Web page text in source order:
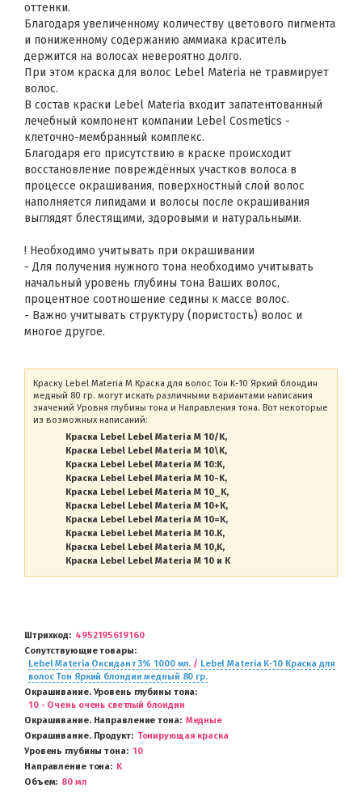
оттенки.
Благодаря увеличенному количеству цветового пигмента
и пониженному содержанию аммиака краситель
держится на волосах невероятно долго.
При этом краска для волос Lebel Materia не травмирует
волос.
В состав краски Lebel Materia входит запатентованный
лечебный компонент компании Lebel Cosmetics -
клеточно-мембранный комплекс.
Благодаря его присутствию в краске происходит
восстановление повреждённых участков волоса в
процессе окрашивания, поверхностный слой волос
наполняется липидами и волосы после окрашивания
выглядят блестящими, здоровыми и натуральными.
! Необходимо учитывать при окрашивании
- Для получения нужного тона необходимо учитывать
начальный уровень глубины тона Ваших волос,
процентное соотношение седины к массе волос.
- Важно учитывать структуру (пористость) волос и
многое другое.
Краску Lebel Materia M Краска для волос Тон K-10 Яркий блондин
медный 80 гр. могут искать различными вариантами написания
значений Уровня глубины тона и Направления тона. Вот некоторые
из возможных написаний:
Краска Lebel Lebel Materia M 10/K
Краска Lebel Lebel Materia M 10\K
Краска Lebel Lebel Materia M 10:K
Краска Lebel Lebel Materia M 10-K
Краска Lebel Lebel Materia M 10_K
Краска Lebel Lebel Materia M 10+K
Краска Lebel Lebel Materia M 10=K
Краска Lebel Lebel Materia M 10.K
Краска Lebel Lebel Materia M 10,K
Краска Lebel Lebel Materia M 10 и K
Штрихкод
4952195619160
Сопутствующие товары
Lebel Materia Оксидант 3% 1000 мл. / Lebel Materia K-10 Краска для
волос Тон Яркий блондин медный 80 гр.
Окрашивание. Уровень глубины тона
10 - Очень очень светлый блондин
Окрашивание. Направление тона
Медные
Окрашивание. Продукт
Тонирующая краска
Уровень глубины тона
10
Направление тона
K
Объем
80 мл